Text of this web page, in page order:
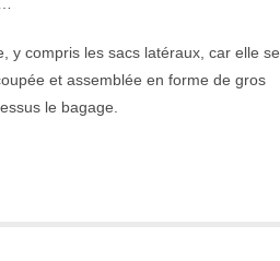
y compris les sacs latéraux, car elle se
et assemblée en forme de gros
le bagage.